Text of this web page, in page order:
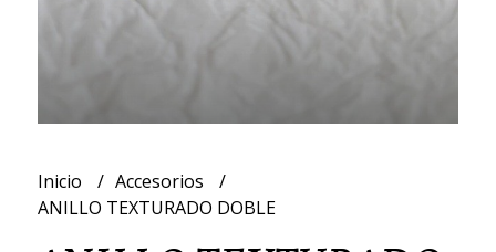
Inicio
Accesorios
ANILLO TEXTURADO DOBLE